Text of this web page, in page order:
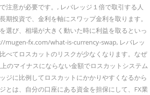
注意が必要です。, レバレッジ１倍で取引する人
期投資で、金利を軸にスワップ金利を取ります。
選び、相場が大きく動いた時に利益を取るといっ
mugen-fx.com/what-is-currency-swap, レバレッ
べてロスカットのリスクが少なくなります。なぜ
のマイナスにならない金額でロスカットシステム
ジに比例してロスカットにかかりやすくなるから
とは、自分の口座にある資金を担保にして、FX業